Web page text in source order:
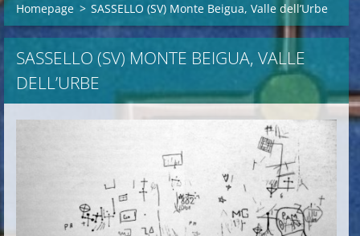
Homepage > SASSELLO (SV) Monte Beigua, Valle dell’Urbe
SASSELLO (SV) MONTE BEIGUA, VALLE
DELL’URBE